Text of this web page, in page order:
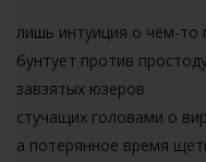
лишь интуиция о чём-то
бунтует против
завзятых юзеров
стучащих головами о
а потерянное время